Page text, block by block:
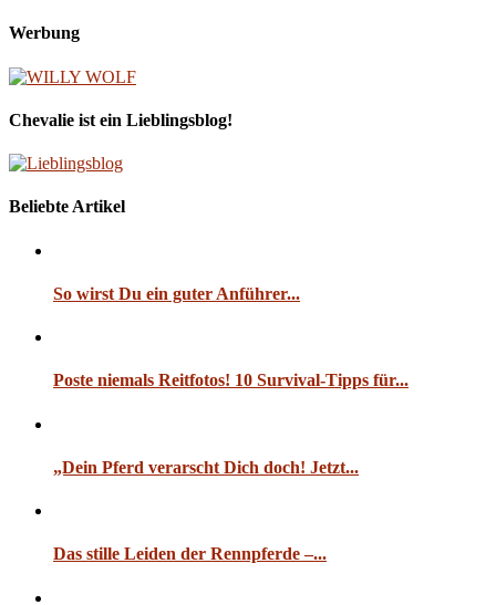
Werbung
Chevalie ist ein Lieblingsblog!
Beliebte Artikel
So wirst Du ein guter Anführer...
Poste niemals Reitfotos! 10 Survival-Tipps für...
„Dein Pferd verarscht Dich doch! Jetzt...
Das stille Leiden der Rennpferde –...